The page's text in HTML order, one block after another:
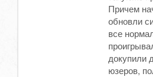
Причем
обновли
все
докупили
юзеров,